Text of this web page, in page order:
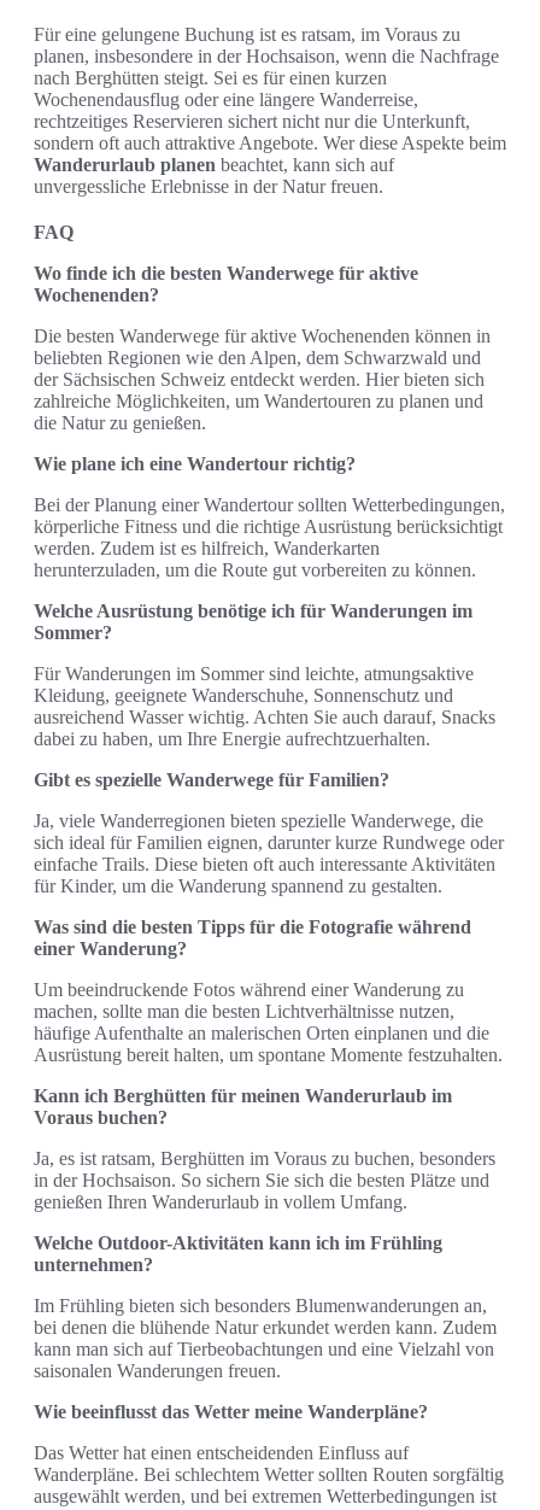
Für eine gelungene Buchung ist es ratsam, im Voraus zu
planen, insbesondere in der Hochsaison, wenn die Nachfrage
nach Berghütten steigt. Sei es für einen kurzen
Wochenendausflug oder eine längere Wanderreise,
rechtzeitiges Reservieren sichert nicht nur die Unterkunft,
sondern oft auch attraktive Angebote. Wer diese Aspekte beim
Wanderurlaub planen beachtet, kann sich auf
unvergessliche Erlebnisse in der Natur freuen.
FAQ
Wo finde ich die besten Wanderwege für aktive
Wochenenden?
Die besten Wanderwege für aktive Wochenenden können in
beliebten Regionen wie den Alpen, dem Schwarzwald und
der Sächsischen Schweiz entdeckt werden. Hier bieten sich
zahlreiche Möglichkeiten, um Wandertouren zu planen und
die Natur zu genießen.
Wie plane ich eine Wandertour richtig?
Bei der Planung einer Wandertour sollten Wetterbedingungen,
körperliche Fitness und die richtige Ausrüstung berücksichtigt
werden. Zudem ist es hilfreich, Wanderkarten
herunterzuladen, um die Route gut vorbereiten zu können.
Welche Ausrüstung benötige ich für Wanderungen im
Sommer?
Für Wanderungen im Sommer sind leichte, atmungsaktive
Kleidung, geeignete Wanderschuhe, Sonnenschutz und
ausreichend Wasser wichtig. Achten Sie auch darauf, Snacks
dabei zu haben, um Ihre Energie aufrechtzuerhalten.
Gibt es spezielle Wanderwege für Familien?
Ja, viele Wanderregionen bieten spezielle Wanderwege, die
sich ideal für Familien eignen, darunter kurze Rundwege oder
einfache Trails. Diese bieten oft auch interessante Aktivitäten
für Kinder, um die Wanderung spannend zu gestalten.
Was sind die besten Tipps für die Fotografie während
einer Wanderung?
Um beeindruckende Fotos während einer Wanderung zu
machen, sollte man die besten Lichtverhältnisse nutzen,
häufige Aufenthalte an malerischen Orten einplanen und die
Ausrüstung bereit halten, um spontane Momente festzuhalten.
Kann ich Berghütten für meinen Wanderurlaub im
Voraus buchen?
Ja, es ist ratsam, Berghütten im Voraus zu buchen, besonders
in der Hochsaison. So sichern Sie sich die besten Plätze und
genießen Ihren Wanderurlaub in vollem Umfang.
Welche Outdoor-Aktivitäten kann ich im Frühling
unternehmen?
Im Frühling bieten sich besonders Blumenwanderungen an,
bei denen die blühende Natur erkundet werden kann. Zudem
kann man sich auf Tierbeobachtungen und eine Vielzahl von
saisonalen Wanderungen freuen.
Wie beeinflusst das Wetter meine Wanderpläne?
Das Wetter hat einen entscheidenden Einfluss auf
Wanderpläne. Bei schlechtem Wetter sollten Routen sorgfältig
ausgewählt werden, und bei extremen Wetterbedingungen ist